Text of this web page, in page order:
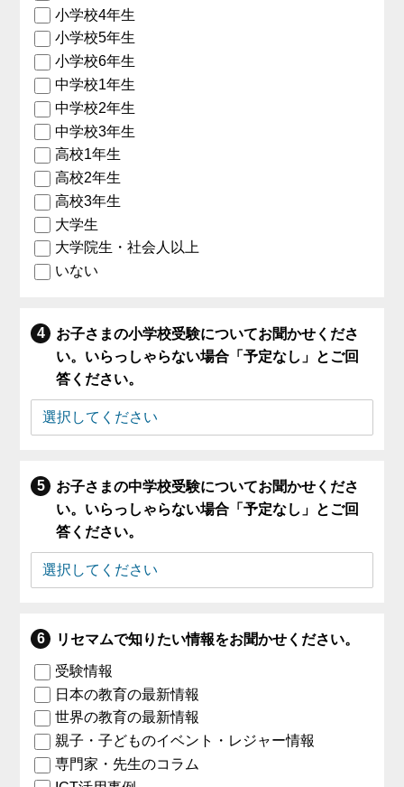
小学校4年生
小学校5年生
小学校6年生
中学校1年生
中学校2年生
中学校3年生
高校1年生
高校2年生
高校3年生
大学生
大学院生・社会人以上
いない
お子さまの小学校受験についてお聞かせくださ
い。いらっしゃらない場合「予定なし」とご回
答ください。
お子さまの中学校受験についてお聞かせくださ
い。いらっしゃらない場合「予定なし」とご回
答ください。
リセマムで知りたい情報をお聞かせください。
受験情報
日本の教育の最新情報
世界の教育の最新情報
親子・子どものイベント・レジャー情報
専門家・先生のコラム